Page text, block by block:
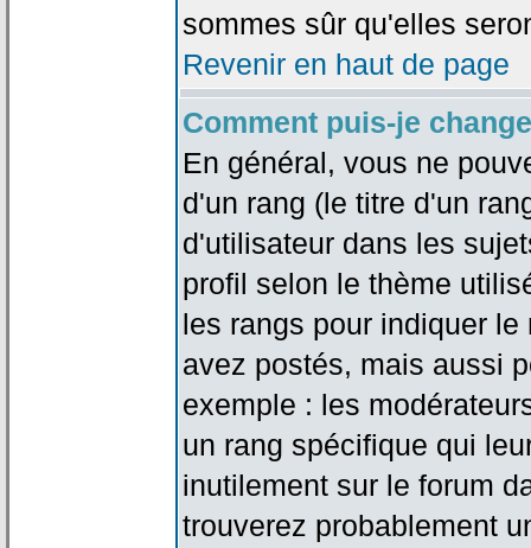
sommes sûr qu'elles
Revenir en haut de page
Comment puis-je
En général, vous ne
d'un rang (le titre d'un
d'utilisateur dans les
profil selon le thème
les rangs pour indiquer
avez postés, mais aussi
exemple : les
un rang spécifique qui
inutilement sur le forum
trouverez probablement